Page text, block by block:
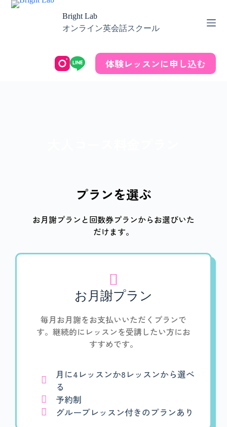
Bright Lab
オンライン英会話スクール
体験レッスンに申し込む
プランを選ぶ
お月謝プランと回数券プランからお選びいた
だけます。
お月謝プラン
毎月お月謝をお支払いいただくプランで
す。継続的にレッスンを受講したい方にお
すすめです。
月に4レッスンか8レッスンから選べ
る
予約制
グループレッスン付きのプランあり